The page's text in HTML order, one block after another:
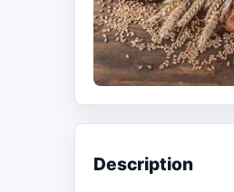
Description